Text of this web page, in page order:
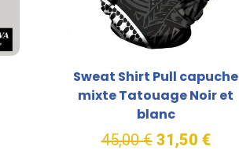
Sweat Shirt Pull capuche
mixte Tatouage Noir et
blanc
45,00 € 31,50 €